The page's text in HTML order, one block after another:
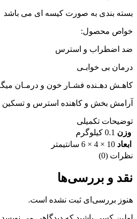
بسته بندی به صورت کیسه ای می باشد
خواص محصول:
ضد اضطراب و استرس
درمان بی خوابـی
کاهـش دهـنده فشـار خون و درمـان
آرامش بخش و کاهنده استرس و تسکین
توضیحات تکمیلی
وزن 0.1 کیلوگرم
ابعاد 10 × 4 × 6 سانتیمتر
نظرات (0)
نقد و بررسی‌ها
هنوز بررسی‌ای ثبت نشده است.